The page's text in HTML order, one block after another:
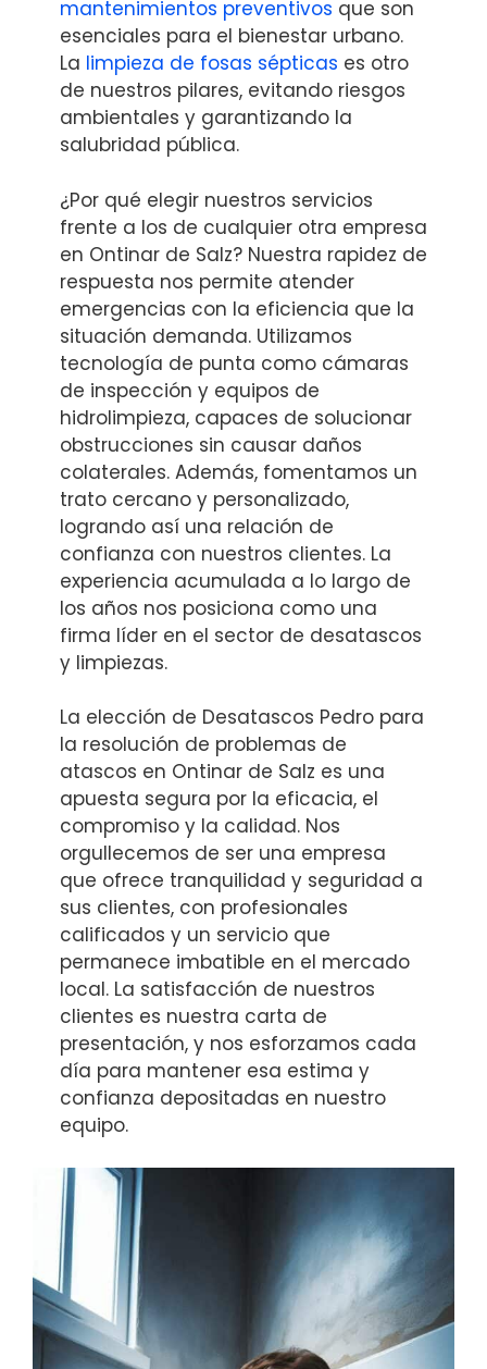
mantenimientos preventivos que son
esenciales para el bienestar urbano.
La limpieza de fosas sépticas es otro
de nuestros pilares, evitando riesgos
ambientales y garantizando la
salubridad pública.
¿Por qué elegir nuestros servicios
frente a los de cualquier otra empresa
en Ontinar de Salz? Nuestra rapidez de
respuesta nos permite atender
emergencias con la eficiencia que la
situación demanda. Utilizamos
tecnología de punta como cámaras
de inspección y equipos de
hidrolimpieza, capaces de solucionar
obstrucciones sin causar daños
colaterales. Además, fomentamos un
trato cercano y personalizado,
logrando así una relación de
confianza con nuestros clientes. La
experiencia acumulada a lo largo de
los años nos posiciona como una
firma líder en el sector de desatascos
y limpiezas.
La elección de Desatascos Pedro para
la resolución de problemas de
atascos en Ontinar de Salz es una
apuesta segura por la eficacia, el
compromiso y la calidad. Nos
orgullecemos de ser una empresa
que ofrece tranquilidad y seguridad a
sus clientes, con profesionales
calificados y un servicio que
permanece imbatible en el mercado
local. La satisfacción de nuestros
clientes es nuestra carta de
presentación, y nos esforzamos cada
día para mantener esa estima y
confianza depositadas en nuestro
equipo.